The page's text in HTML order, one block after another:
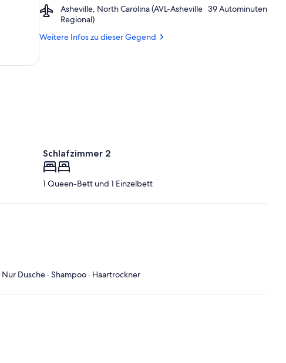
n
i
e
g
e
n
Estate
Asheville, North Carolina (AVL-Asheville
Regional)
Airport,
Asheville,
Carolina
‪39 Autominuten‬
Weitere Infos zu dieser Gegend
Schlafzimmer 2
1 Queen-Bett und 1 Einzelbett
Dusche · Shampoo · Haartrockner